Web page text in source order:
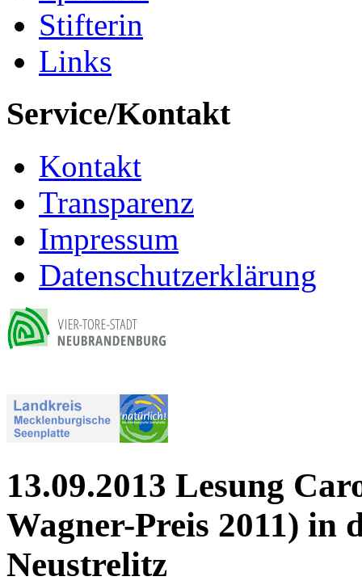
Stifterin
Links
Service/Kontakt
Kontakt
Transparenz
Impressum
Datenschutzerklärung
13.09.2013 Lesung
Wagner-Preis 2011) in
Neustrelitz